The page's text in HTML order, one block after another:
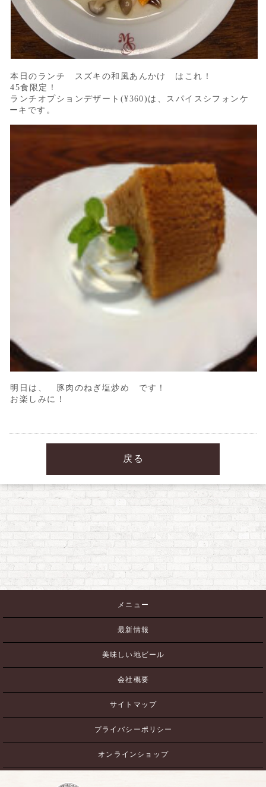
本日のランチ スズキの和風あんかけ はこれ！
45食限定！
ランチオプションデザート(¥360)は、スパイスシフォンケ
ーキです。
明日は、 豚肉のねぎ塩炒め です！
お楽しみに！
戻る
メニュー
最新情報
美味しい地ビール
会社概要
サイトマップ
プライバシーポリシー
オンラインショップ